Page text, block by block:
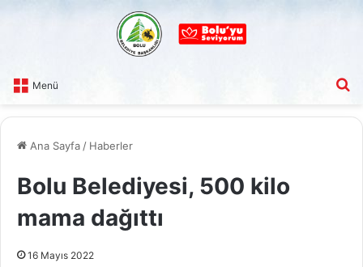
Menü
Ana Sayfa / Haberler
Bolu Belediyesi, 500 kilo
mama dağıttı
16 Mayıs 2022